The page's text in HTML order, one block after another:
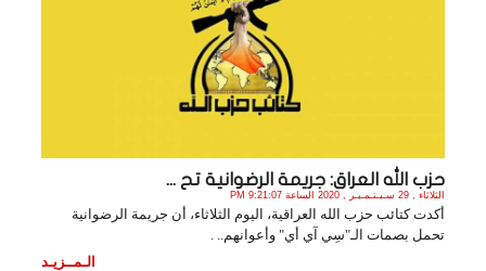
حزب الله العراق: جريمة الرضوانية تح ...
الثلاثاء , 29 سـبـتـمـبـر , 2020 الساعة 9:21:07 PM
أكدت كتائب حزب الله العراقية، اليوم الثلاثاء، أن جريمة الرضوانية
تحمل بصمات الـ"سِي آي أي" وأعوانهم.. .
الـمــزيـد